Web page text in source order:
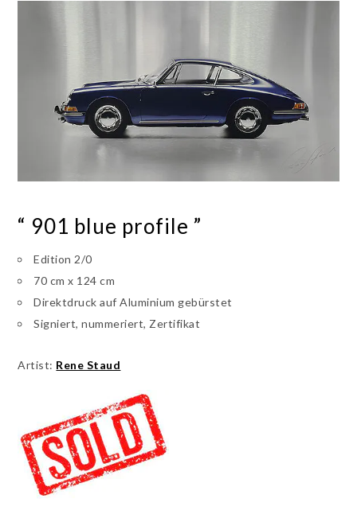
“ 901 blue profile ”
Edition 2/0
70 cm x 124 cm
Direktdruck auf Aluminium gebürstet
Signiert, nummeriert, Zertifikat
Artist: Rene Staud